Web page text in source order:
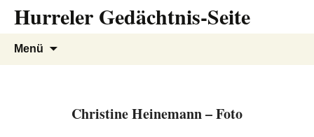
InhaltHurreler Gedächtnis-Seite
Menü
Christine Heinemann – Foto